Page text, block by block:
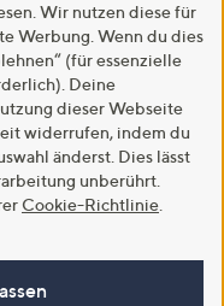
Wir nutzen diese für
Werbung. Wenn du dies
(für essenzielle
Deine
dieser Webseite
widerrufen, indem du
änderst. Dies lässt
unberührt.
Cookie-Richtlinie